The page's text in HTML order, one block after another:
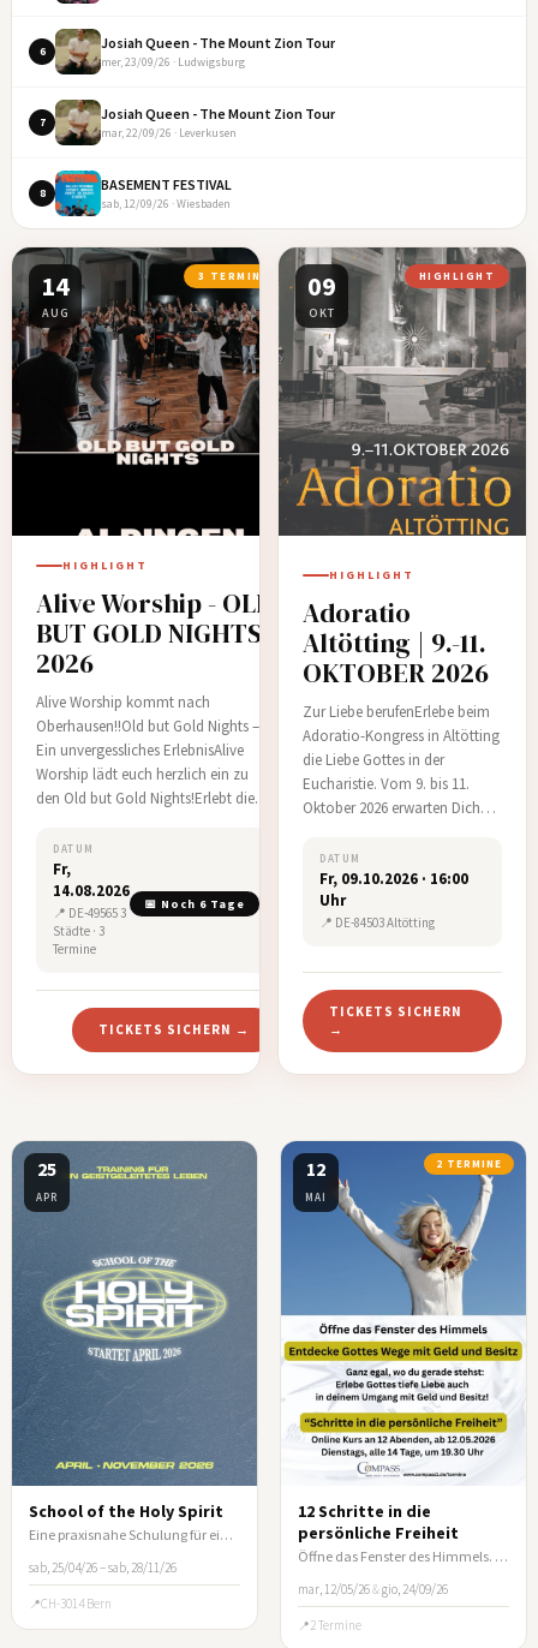
6 Josiah Queen - The Mount Zion Tour
mer, 23/09/26 · Ludwigsburg
7 Josiah Queen - The Mount Zion Tour
mar, 22/09/26 · Leverkusen
8 BASEMENT FESTIVAL
sab, 12/09/26 · Wiesbaden
14
AUG
3 TERMINE
HIGHLIGHT
Alive Worship - OLD
BUT GOLD NIGHTS
2026
Alive Worship kommt nach
Oberhausen!!Old but Gold Nights –
Ein unvergessliches ErlebnisAlive
Worship lädt euch herzlich ein zu
den Old but Gold Nights!Erlebt die
Lobpreisgeschichte live – ein Abend
voller Anbetung, Gemeinschaft und
der Schönheit zeitloser Melodien, die
Genera…
DATUM
Fr,
14.08.2026
📍 DE-49565 3
Städte · 3
Termine
📅 Noch 6 Tage
TICKETS SICHERN →
09
OKT
HIGHLIGHT
HIGHLIGHT
Adoratio
Altötting | 9.-11.
OKTOBER 2026
Zur Liebe berufenErlebe beim
Adoratio-Kongress in Altötting
die Liebe Gottes in der
Eucharistie. Vom 9. bis 11.
Oktober 2026 erwarten Dich
kreative Workshops,
persönliche Zeugnisse und
intensive Gebetszeiten. Über
1.800 Menschen kommen jedes
gemeinsam die Schönheit des
Gla…
DATUM
Fr, 09.10.2026 · 16:00
Uhr
📍 DE-84503 Altötting
TICKETS SICHERN
→
25
APR
School of the Holy Spirit
Eine praxisnahe Schulung für ein vom Heiligen Geist geleitetes Leben
sab, 25/04/26 – sab, 28/11/26
CH-3014 Bern
12
MAI
2 TERMINE
12 Schritte in die
persönliche Freiheit
Öffne das Fenster des Himmels. Entdecke Gottes Wege mit Geld und Besitz!
mar, 12/05/26&gio, 24/09/26
2 Termine